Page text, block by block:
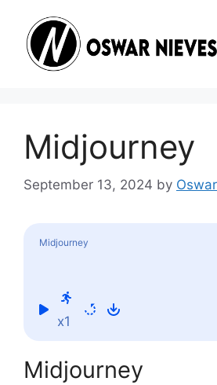
content
Midjourney
September 13, 2024 by
Midjourney
x1
Midjourney